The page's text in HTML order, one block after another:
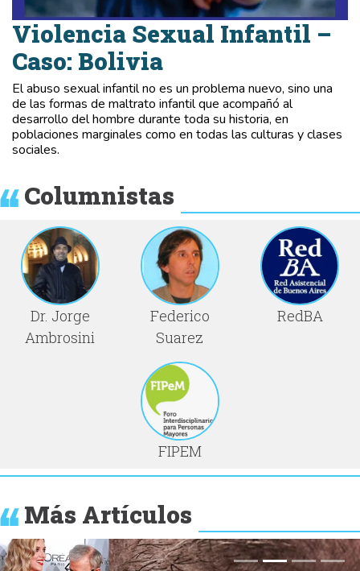
Violencia Sexual Infantil –
Caso: Bolivia
El abuso sexual infantil no es un problema nuevo, sino una
de las formas de maltrato infantil que acompañó al
desarrollo del hombre durante toda su historia, en
poblaciones marginales como en todas las culturas y clases
sociales.
Columnistas
Dr. Jorge
Ambrosini
Federico
Suarez
RedBA
FIPEM
Más Artículos